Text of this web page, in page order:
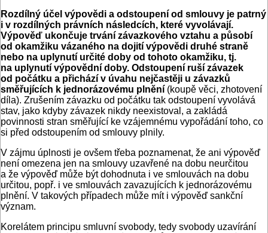
Rozdílný účel výpovědi a odstoupení od smlouvy je patrný
i v rozdílných právních následcích, které vyvolávají.
Výpověď ukončuje trvání závazkového vztahu a působí
od okamžiku vázaného na dojití výpovědi druhé straně
nebo na uplynutí určité doby od tohoto okamžiku, tj.
na uplynutí výpovědní doby. Odstoupení ruší závazek
od počátku a přichází v úvahu nejčastěji u závazků
směřujících k jednorázovému plnění (koupě věci, zhotovení
díla). Zrušením závazku od počátku tak odstoupení vyvolává
stav, jako kdyby závazek nikdy neexistoval, a zakládá
povinnosti stran směřující ke vzájemnému vypořádání toho, co
si před odstoupením od smlouvy plnily.
V zájmu úplnosti je ovšem třeba poznamenat, že ani výpověď
není omezena jen na smlouvy uzavřené na dobu neurčitou
a že výpověď může být dohodnuta i ve smlouvách na dobu
určitou, popř. i ve smlouvách zavazujících k jednorázovému
plnění. V takových případech může mít i výpověď sankční
význam.
Korelátem principu smluvní svobody, tedy svobody uzavírání